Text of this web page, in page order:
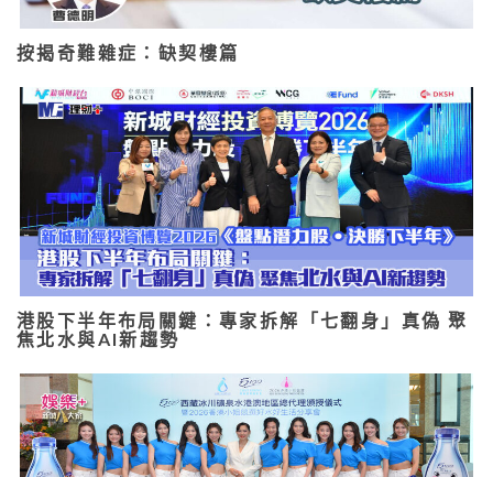
按揭奇難雜症：缺契樓篇
港股下半年布局關鍵：專家拆解「七翻身」真偽 聚
焦北水與AI新趨勢